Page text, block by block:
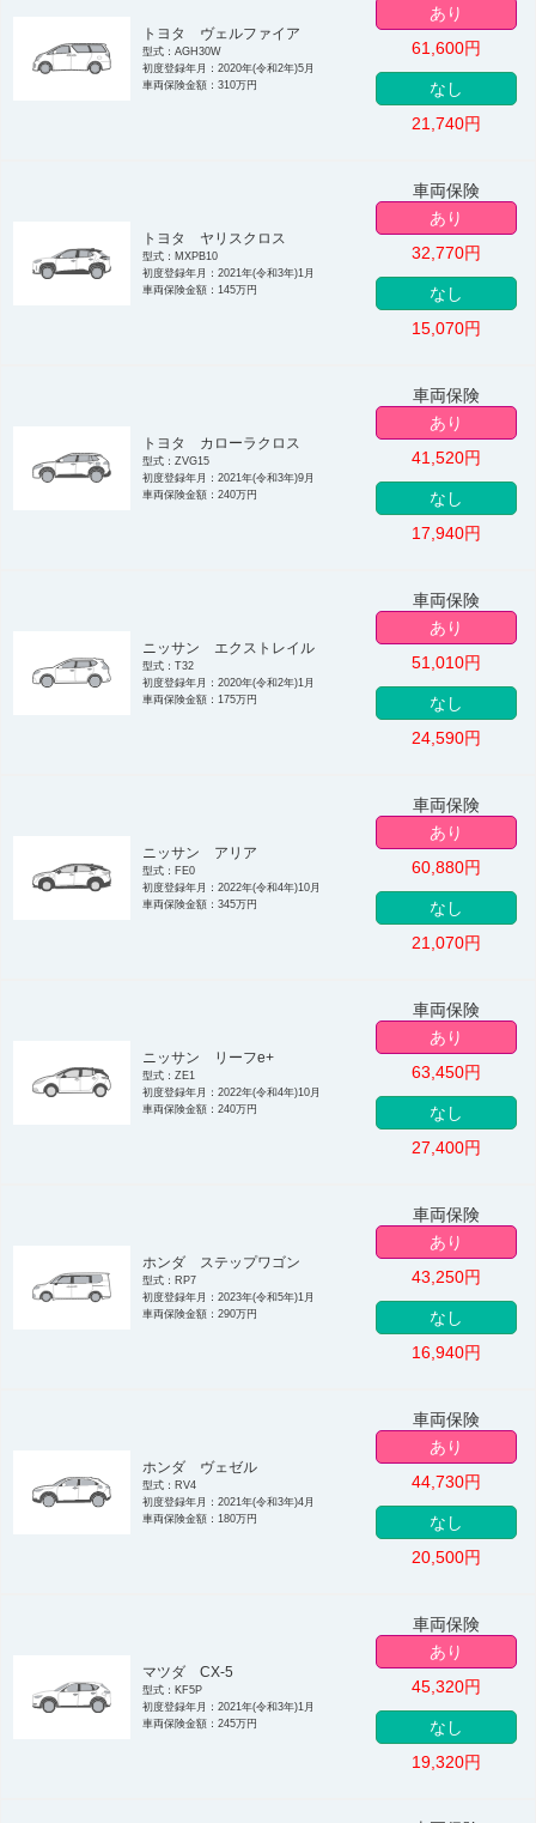
トヨタ ヴェルファイア
型式：AGH30W
初度登録年月：2020年(令和2年)5月
車両保険金額：310万円
あり
61,600円
なし
21,740円
トヨタ ヤリスクロス
型式：MXPB10
初度登録年月：2021年(令和3年)1月
車両保険金額：145万円
車両保険
あり
32,770円
なし
15,070円
トヨタ カローラクロス
型式：ZVG15
初度登録年月：2021年(令和3年)9月
車両保険金額：240万円
車両保険
あり
41,520円
なし
17,940円
ニッサン エクストレイル
型式：T32
初度登録年月：2020年(令和2年)1月
車両保険金額：175万円
車両保険
あり
51,010円
なし
24,590円
ニッサン アリア
型式：FE0
初度登録年月：2022年(令和4年)10月
車両保険金額：345万円
車両保険
あり
60,880円
なし
21,070円
ニッサン リーフe+
型式：ZE1
初度登録年月：2022年(令和4年)10月
車両保険金額：240万円
車両保険
あり
63,450円
なし
27,400円
ホンダ ステップワゴン
型式：RP7
初度登録年月：2023年(令和5年)1月
車両保険金額：290万円
車両保険
あり
43,250円
なし
16,940円
ホンダ ヴェゼル
型式：RV4
初度登録年月：2021年(令和3年)4月
車両保険金額：180万円
車両保険
あり
44,730円
なし
20,500円
マツダ CX-5
型式：KF5P
初度登録年月：2021年(令和3年)1月
車両保険金額：245万円
車両保険
あり
45,320円
なし
19,320円